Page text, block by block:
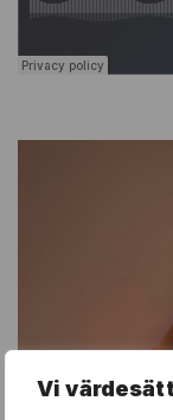
Vi